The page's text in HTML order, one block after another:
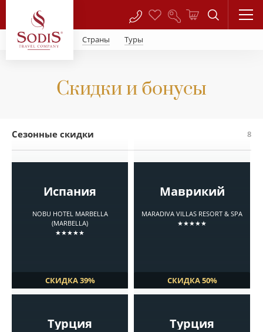
Страны Туры
Скидки и бонусы
Сезонные скидки 8
Испания
NOBU HOTEL MARBELLA
(MARBELLA)
★★★★★
СКИДКА 39%
Маврикий
MARADIVA VILLAS RESORT & SPA
★★★★★
СКИДКА 50%
Турция Турция